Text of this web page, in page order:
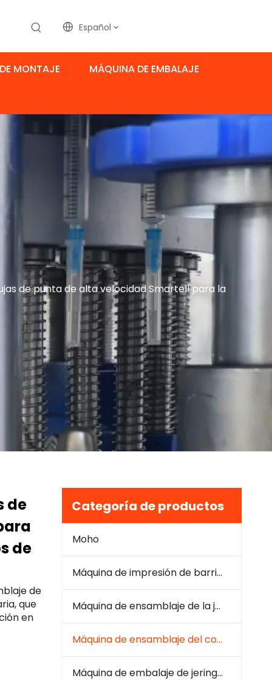
Español
MONTAJE MÁQUINA DE EMBALAJE
de punta de alta velocidad Smartell para la
de
de
de
que
en
Categoría de productos
Moho
Máquina de impresión de barril de jeringa
Máquina de ensamblaje de la jeringa
Máquina de ensamblaje del conjunto de infusión
Máquina de embalaje de jeringa e infusión